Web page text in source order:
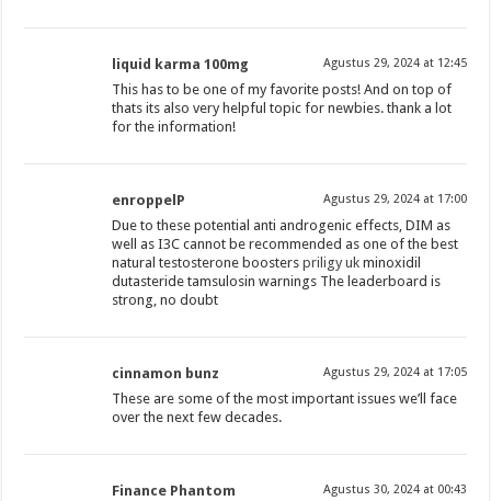
liquid karma 100mg Agustus 29, 2024 at 12:45
This has to be one of my favorite posts! And on top of
thats its also very helpful topic for newbies. thank a lot
for the information!
enroppelP Agustus 29, 2024 at 17:00
Due to these potential anti androgenic effects, DIM as
well as I3C cannot be recommended as one of the best
natural testosterone boosterspriligy uk minoxidil
dutasteride tamsulosin warnings The leaderboard is
strong, no doubt
cinnamon bunz Agustus 29, 2024 at 17:05
These are some of the most important issues we’ll face
over the next few decades.
Finance Phantom Agustus 30, 2024 at 00:43